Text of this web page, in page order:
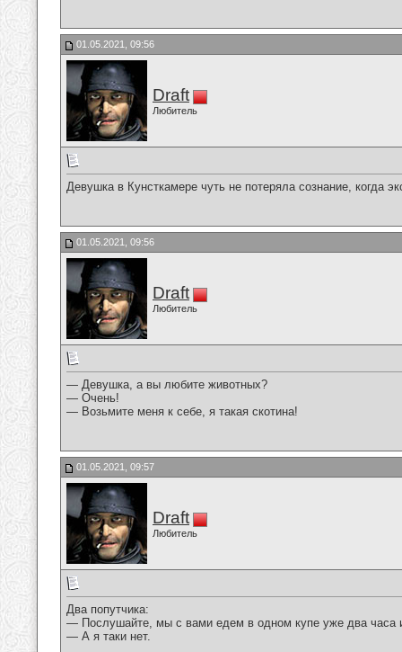
01.05.2021, 09:56
Draft
Любитель
Девушка в Кунсткамере чуть не потеряла сознание, когда
01.05.2021, 09:56
Draft
Любитель
— Девушка, а вы любите животных?
— Очень!
— Возьмите меня к себе, я такая скотина!
01.05.2021, 09:57
Draft
Любитель
Два попутчика:
— Послушайте, мы с вами едем в одном купе уже два часа
— А я таки нет.